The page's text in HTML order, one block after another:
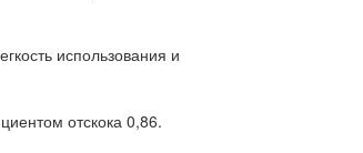
использования и
отскока 0,86.